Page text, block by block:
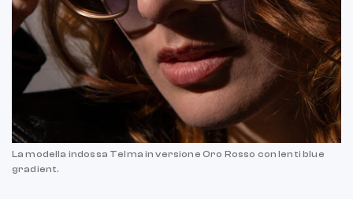
La modella indossa Telma in versione Oro Rosso con lenti blue
gradient.